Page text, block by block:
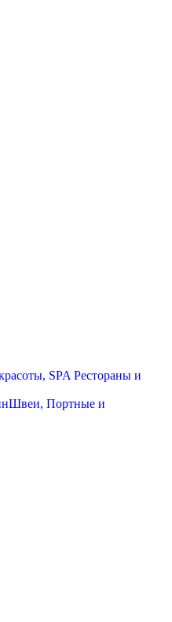
SPA Рестораны и
Швеи, Портные и